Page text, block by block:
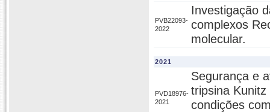
PVB22093-
2022
Investigação
complexos
molecular.
2021
PVD18976-
2021
Segurança e
tripsina
condições